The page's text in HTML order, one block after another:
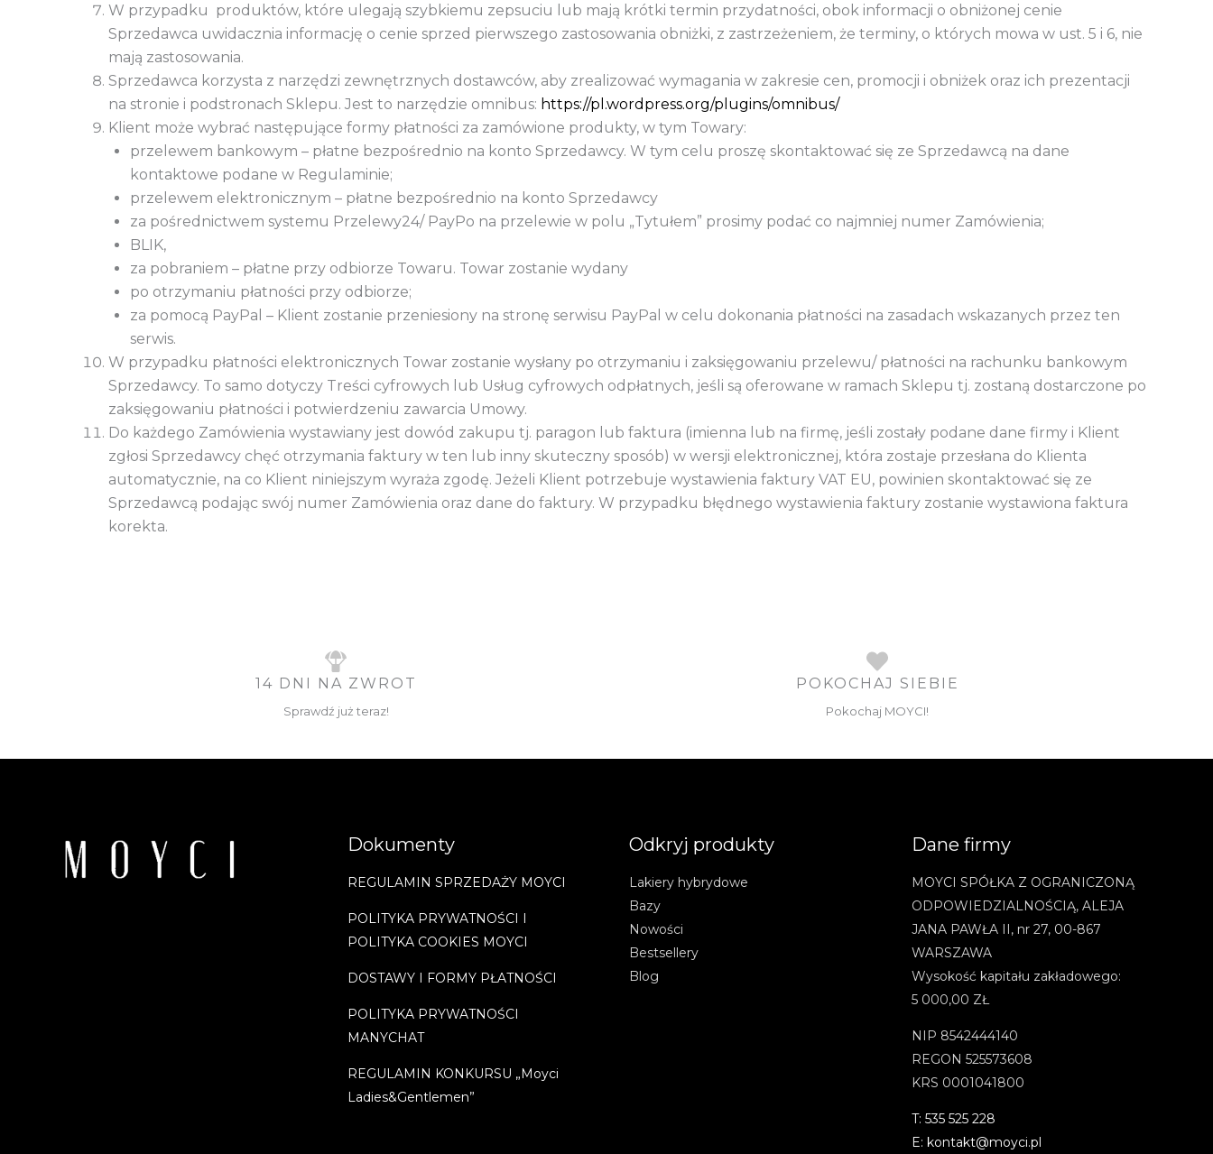
W przypadku produktów, które ulegają szybkiemu zepsuciu lub mają krótki termin przydatności, obok informacji o obniżonej cenie
Sprzedawca uwidacznia informację o cenie sprzed pierwszego zastosowania obniżki, z zastrzeżeniem, że terminy, o których mowa w ust. 5 i 6, nie
mają zastosowania.
Sprzedawca korzysta z narzędzi zewnętrznych dostawców, aby zrealizować wymagania w zakresie cen, promocji i obniżek oraz ich prezentacji
na stronie i podstronach Sklepu. Jest to narzędzie omnibus: https://pl.wordpress.org/plugins/omnibus/
Klient może wybrać następujące formy płatności za zamówione produkty, w tym Towary:
przelewem bankowym – płatne bezpośrednio na konto Sprzedawcy. W tym celu proszę skontaktować się ze Sprzedawcą na dane
kontaktowe podane w Regulaminie;
przelewem elektronicznym – płatne bezpośrednio na konto Sprzedawcy
za pośrednictwem systemu Przelewy24/ PayPo na przelewie w polu „Tytułem” prosimy podać co najmniej numer Zamówienia;
BLIK,
za pobraniem – płatne przy odbiorze Towaru. Towar zostanie wydany
po otrzymaniu płatności przy odbiorze;
za pomocą PayPal – Klient zostanie przeniesiony na stronę serwisu PayPal w celu dokonania płatności na zasadach wskazanych przez ten
serwis.
W przypadku płatności elektronicznych Towar zostanie wysłany po otrzymaniu i zaksięgowaniu przelewu/ płatności na rachunku bankowym
Sprzedawcy. To samo dotyczy Treści cyfrowych lub Usług cyfrowych odpłatnych, jeśli są oferowane w ramach Sklepu tj. zostaną dostarczone po
zaksięgowaniu płatności i potwierdzeniu zawarcia Umowy.
Do każdego Zamówienia wystawiany jest dowód zakupu tj. paragon lub faktura (imienna lub na firmę, jeśli zostały podane dane firmy i Klient
zgłosi Sprzedawcy chęć otrzymania faktury w ten lub inny skuteczny sposób) w wersji elektronicznej, która zostaje przesłana do Klienta
automatycznie, na co Klient niniejszym wyraża zgodę. Jeżeli Klient potrzebuje wystawienia faktury VAT EU, powinien skontaktować się ze
Sprzedawcą podając swój numer Zamówienia oraz dane do faktury. W przypadku błędnego wystawienia faktury zostanie wystawiona faktura
korekta.
14 DNI NA ZWROT
Sprawdź już teraz!
POKOCHAJ SIEBIE
Pokochaj MOYCI!
Dokumenty
REGULAMIN SPRZEDAŻY MOYCI
POLITYKA PRYWATNOŚCI I
POLITYKA COOKIES MOYCI
DOSTAWY I FORMY PŁATNOŚCI
POLITYKA PRYWATNOŚCI
MANYCHAT
REGULAMIN KONKURSU „Moyci
Ladies&Gentlemen”
Odkryj produkty
Lakiery hybrydowe
Bazy
Nowości
Bestsellery
Blog
Dane firmy
MOYCI SPÓŁKA Z OGRANICZONĄ
ODPOWIEDZIALNOŚCIĄ, ALEJA
JANA PAWŁA II, nr 27, 00-867
WARSZAWA
Wysokość kapitału zakładowego:
5 000,00 ZŁ
NIP 8542444140
REGON 525573608
KRS 0001041800
T: 535 525 228
E: kontakt@moyci.pl